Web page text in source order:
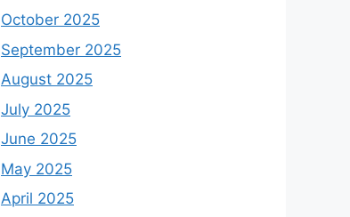
October 2025
September 2025
August 2025
July 2025
June 2025
May 2025
April 2025